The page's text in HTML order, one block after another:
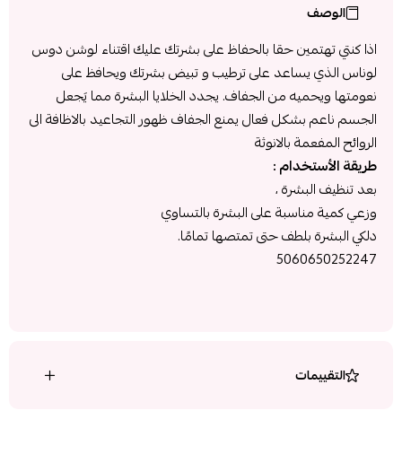
الوصف
اذا كنتي تهتمين حقا بالحفاظ على بشرتك عليك اقتناء لوشن دوس
لوناس الذي يساعد على ترطيب و تبيض بشرتك ويحافظ على
نعومتها ويحميه من الجفاف. يجدد الخلايا البشرة مما يَجعل
الجسم ناعم بشكل فعال يمنع الجفاف ظهور التجاعيد بالاظافة الى
الروائح المفعمة بالانوثة
طريقة الأستخدام :
بعد تنظيف البشرة ،
وزعي كمية مناسبة على البشرة بالتساوي
دلكي البشرة بلطف حتى تمتصها تمامًا.
5060650252247
التقييمات